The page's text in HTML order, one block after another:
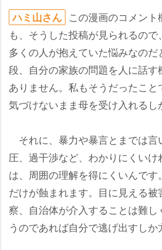
ハミ山さん この漫画のコメン
も、そうした投稿が見られるので
多くの人が抱えていた悩みなの
段、自分の家族の問題を人に話す
ありません。私もそうだったこ
気づけないまま母を受け入れるし
それに、暴力や暴言とまでは言
圧、過干渉など、わかりにくい
は、周囲の理解を得にくいんで
だけが蝕まれます。目に見える
察、自治体が介入することは難
うのであれば自分で逃げ出すしか